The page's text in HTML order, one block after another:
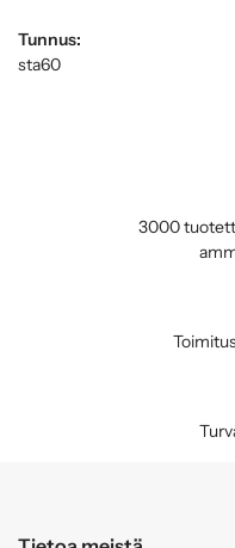
Tunnus:
sta60
3000